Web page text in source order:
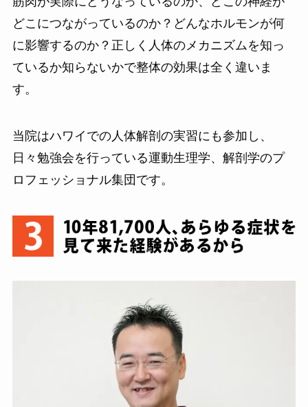
どこにつながっているのか？どんなホルモンが何
に影響するのか？正しく人体のメカニズムを知っ
ているか知らないかで整体の効果は全く違いま
す。
当院はハワイでの人体解剖の実習にも参加し、
日々勉強会を行っている運動生理学、解剖学のプ
ロフェッショナル集団です。